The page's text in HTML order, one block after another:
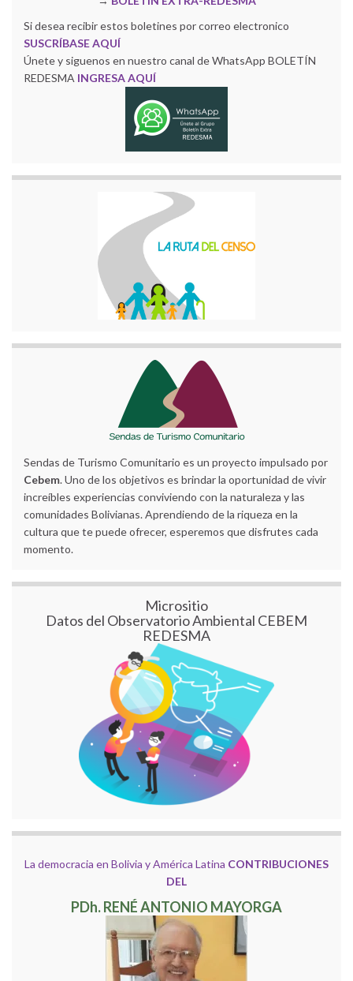
Si desea recibir estos boletines por correo electronico
SUSCRÍBASE AQUÍ
Únete y siguenos en nuestro canal de WhatsApp BOLETÍN
REDESMA INGRESA AQUÍ
Sendas de Turismo Comunitario es un proyecto impulsado por
Cebem. Uno de los objetivos es brindar la oportunidad de vivir
increíbles experiencias conviviendo con la naturaleza y las
comunidades Bolivianas. Aprendiendo de la riqueza en la
cultura que te puede ofrecer, esperemos que disfrutes cada
momento.
Micrositio
Datos del Observatorio Ambiental CEBEM
REDESMA
La democracia en Bolivia y América Latina CONTRIBUCIONES
DEL
PDh. RENÉ ANTONIO MAYORGA